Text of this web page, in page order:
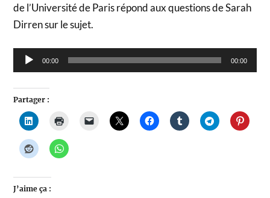
de l’Université de Paris répond aux questions de Sarah
Dirren sur le sujet.
Lecteur
audio
00:00 00:00
Partager :
J’aime ça :